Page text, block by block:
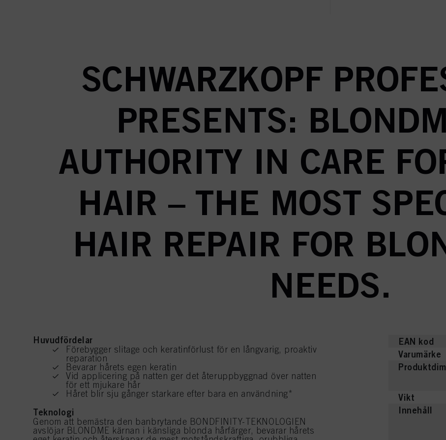
SCHWARZKOPF
PRESENTS:
AUTHORITY IN CARE
HAIR – THE MOST
HAIR REPAIR FOR
NEEDS.
Huvudfördelar
Förebygger slitage och keratinförlust för en långvarig, proaktiv
reparation
Bevarar hårets egen keratin
Vid applicering på natten ger det återuppbyggnad över natten
för ett mjukare hår
Håret blir sju gånger starkare efter bara en användning*
Teknologi
Genom att bemästra den banbrytande BONDFINITY-TEKNOLOGIEN
avslöjar BLONDME kärnan i känsliga blonda hårfärger, bevarar hårets
EAN kod
Varumärke
Vikt
Innehåll